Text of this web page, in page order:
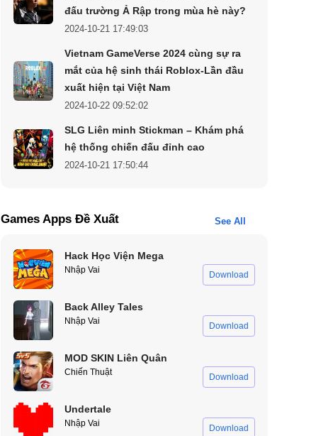
đấu trường Ả Rập trong mùa hè này?
2024-10-21 17:49:03
Vietnam GameVerse 2024 cùng sự ra
mắt của hệ sinh thái Roblox-Lần đầu
xuất hiện tại Việt Nam
2024-10-22 09:52:02
SLG Liên minh Stickman – Khám phá
hệ thống chiến đấu đỉnh cao
2024-10-21 17:50:44
Games Apps Đề Xuất See All
Hack Học Viện Mega
Nhập Vai Download
Back Alley Tales
Nhập Vai Download
MOD SKIN Liên Quân
Chiến Thuật Download
Undertale
Nhập Vai Download